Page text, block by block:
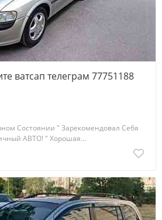
ватсап телеграм 77751188
Состоянии " Зарекомендовал Себя
АВТО! " Хорошая...